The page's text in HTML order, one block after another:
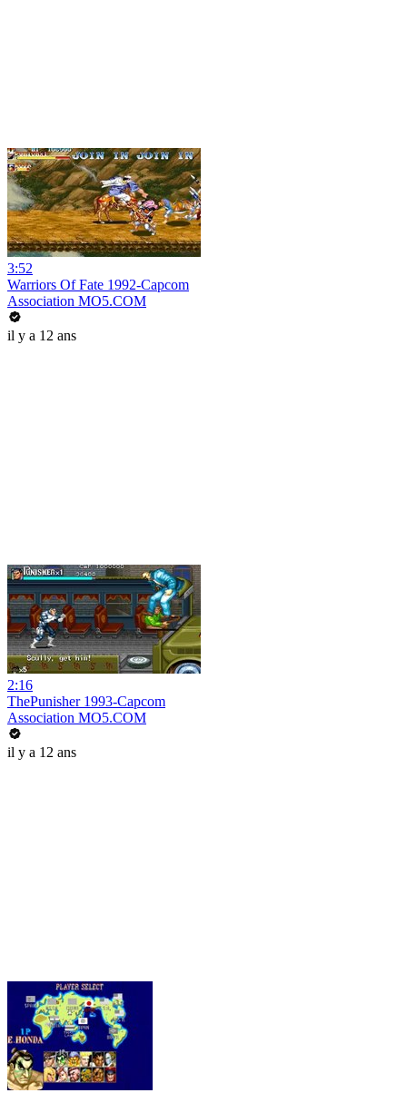
3:52
Warriors Of Fate 1992-Capcom
Association MO5.COM
il y a 12 ans
2:16
ThePunisher 1993-Capcom
Association MO5.COM
il y a 12 ans